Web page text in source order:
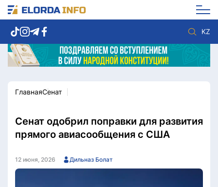
KZ
Новости столицы
Спорт
Культура
Мнение
Видео
Мир
Этический кодекс
Служу стране
ГлавнаяСенат
Сенат одобрил поправки для развития
прямого авиасообщения с США
12 июня, 2026 Дильназ Болат